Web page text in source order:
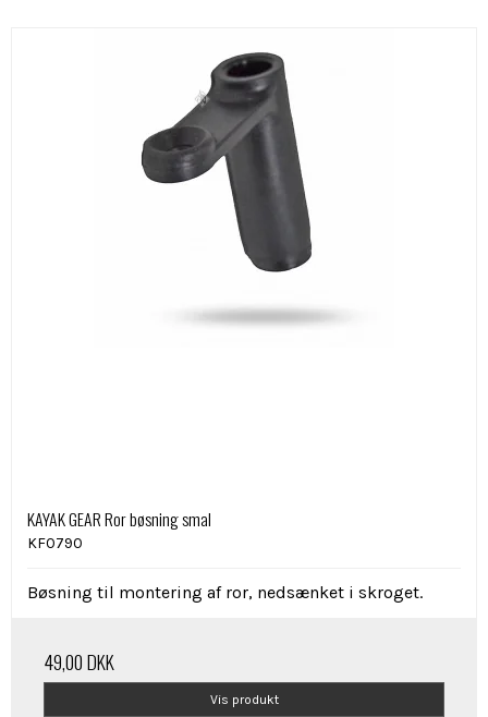
KAYAK GEAR Ror bøsning smal
KF0790
Bøsning til montering af ror, nedsænket i skroget.
49,00 DKK
Vis produkt